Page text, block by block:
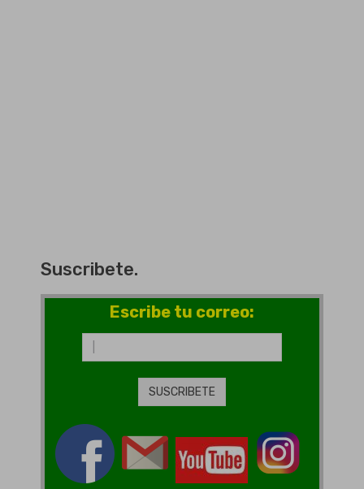
Suscribete.
Escribe tu correo: